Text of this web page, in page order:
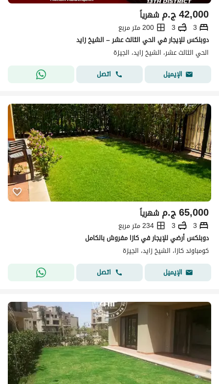
ج.م42,000 شهرياً
3
3
200 متر مربع
دوبلكس للإيجار في الحي الثالث عشر – الشيخ زايد
الحي الثالث عشر، الشيخ زايد، الجيزة
الإيميل
اتصل
ج.م65,000 شهرياً
3
3
234 متر مربع
دوبلكس أرضي للإيجار في كازا مفروش بالكامل
كومباوند كازا، الشيخ زايد، الجيزة
الإيميل
اتصل